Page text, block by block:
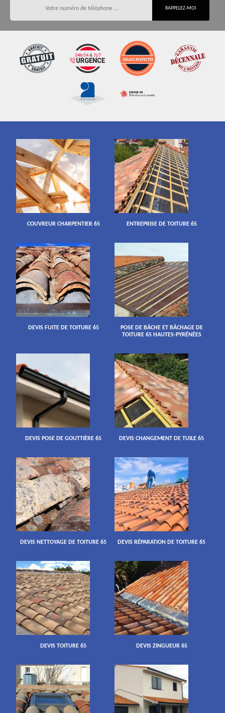
COUVREUR CHARPENTIER 65 ENTREPRISE DE TOITURE 65
DEVIS FUITE DE TOITURE 65
POSE DE BÂCHE ET BÂCHAGE DE
TOITURE 65 HAUTES-PYRÉNÉES
DEVIS POSE DE GOUTTIÈRE 65 DEVIS CHANGEMENT DE TUILE 65
DEVIS NETTOYAGE DE TOITURE 65 DEVIS RÉPARATION DE TOITURE 65
DEVIS TOITURE 65 DEVIS ZINGUEUR 65